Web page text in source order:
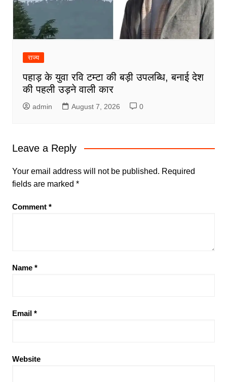
राज्य
पहाड़ के युवा रवि टम्टा की बड़ी उपलब्धि, बनाई देश
की पहली उड़ने वाली कार
admin August 7, 2026 0
Leave a Reply
Your email address will not be published. Required
fields are marked *
Comment *
Name *
Email *
Website